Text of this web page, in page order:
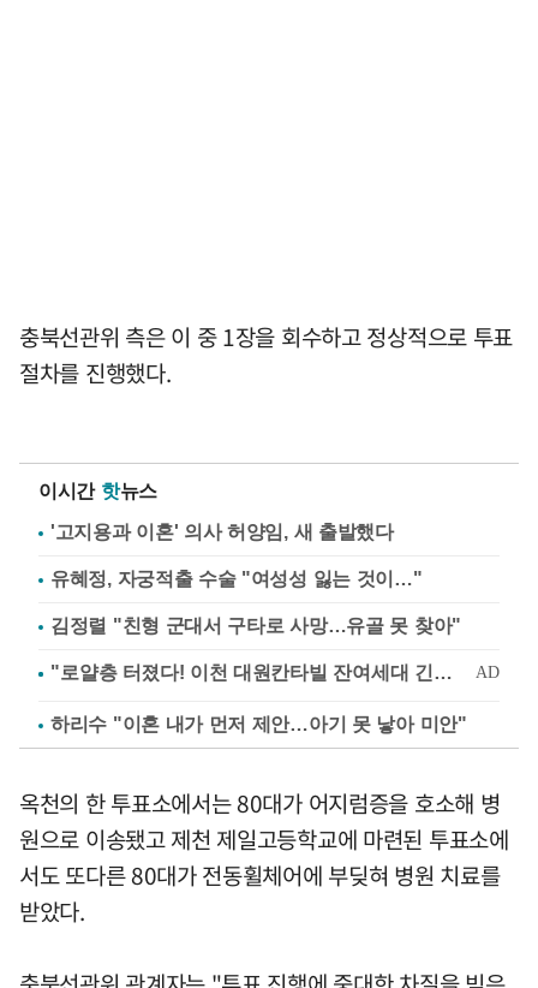
충북선관위 측은 이 중 1장을 회수하고 정상적으로 투표
절차를 진행했다.
이시간 핫뉴스
'고지용과 이혼' 의사 허양임, 새 출발했다
유혜정, 자궁적출 수술 "여성성 잃는 것이…"
김정렬 "친형 군대서 구타로 사망…유골 못 찾아"
하리수 "이혼 내가 먼저 제안…아기 못 낳아 미안"
옥천의 한 투표소에서는 80대가 어지럼증을 호소해 병
원으로 이송됐고 제천 제일고등학교에 마련된 투표소에
서도 또다른 80대가 전동휠체어에 부딪혀 병원 치료를
받았다.